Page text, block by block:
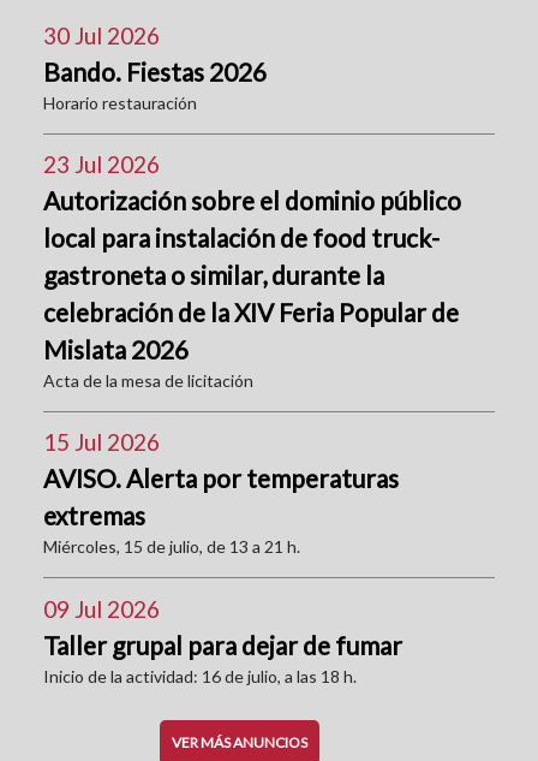
30 Jul 2026
Bando. Fiestas 2026
Horario restauración
23 Jul 2026
Autorización sobre el dominio público
local para instalación de food truck-
gastroneta o similar, durante la
celebración de la XIV Feria Popular de
Mislata 2026
Acta de la mesa de licitación
15 Jul 2026
AVISO. Alerta por temperaturas
extremas
Miércoles, 15 de julio, de 13 a 21 h.
09 Jul 2026
Taller grupal para dejar de fumar
Inicio de la actividad: 16 de julio, a las 18 h.
VER MÁS ANUNCIOS